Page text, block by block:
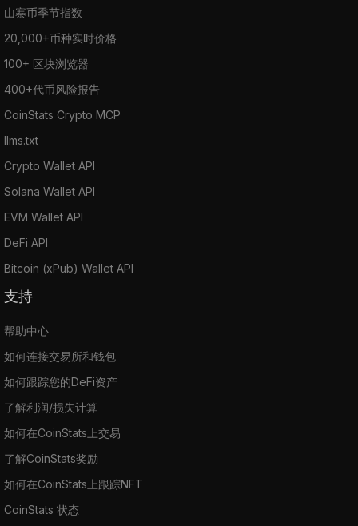
山寨币季节指数
20,000+币种实时价格
100+ 区块浏览器
400+代币风险报告
CoinStats Crypto MCP
llms.txt
Crypto Wallet API
Solana Wallet API
EVM Wallet API
DeFi API
Bitcoin (xPub) Wallet API
支持
帮助中心
如何连接交易所和钱包
如何跟踪您的DeFi资产
了解利润/损失计算
如何在CoinStats上交易
了解CoinStats奖励
如何在CoinStats上跟踪NFT
CoinStats 状态